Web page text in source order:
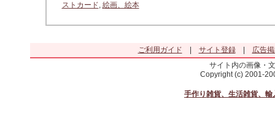
ストカード, 絵画、絵本
ご利用ガイド サイト登録|
広告
サイト内の画像・
Copyright (c) 2001-
手作り雑貨、生活雑貨、